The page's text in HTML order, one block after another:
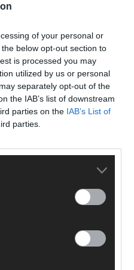
of your personal or
below opt-out section to
is processed you may
utilized by us or personal
separately opt-out of the
the IAB’s list of downstream
parties on the IAB’s List of
parties.